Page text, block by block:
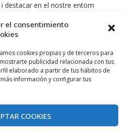
el consentimiento
cookies propias y de terceros para
publicidad relacionada con tus
elaborado a partir de tus hábitos de
información y configurar tus
COOKIES
destacar en el nostre entorn
influencers. Som conscients
ha nascut amb les xarxes.
i actrius, models, i altres
a les xarxes socials. Les
aquesta essència pura del